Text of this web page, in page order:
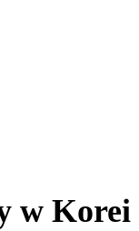
w Korei